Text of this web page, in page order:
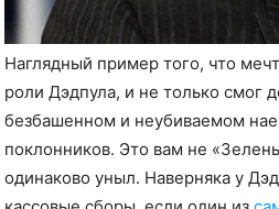
Наглядный пример того, что
роли Дэдпула, и не только смог
безбашенном и неубиваемом
поклонников. Это вам не
одинаково уныл. Наверняка у